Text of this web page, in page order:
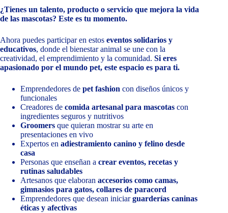
¿Tienes un talento, producto o servicio que mejora la vida
de las mascotas? Este es tu momento.
Ahora puedes participar en estos eventos solidarios y
educativos, donde el bienestar animal se une con la
creatividad, el emprendimiento y la comunidad. Si eres
apasionado por el mundo pet, este espacio es para ti.
Emprendedores de pet fashion con diseños únicos y
funcionales
Creadores de comida artesanal para mascotas con
ingredientes seguros y nutritivos
Groomers que quieran mostrar su arte en
presentaciones en vivo
Expertos en adiestramiento canino y felino desde
casa
Personas que enseñan a crear eventos, recetas y
rutinas saludables
Artesanos que elaboran accesorios como camas,
gimnasios para gatos, collares de paracord
Emprendedores que desean iniciarguarderías caninas
éticas y afectivas